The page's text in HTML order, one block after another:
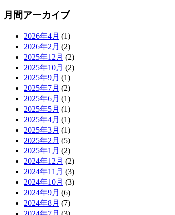
月間アーカイブ
2026年4月 (1)
2026年2月 (2)
2025年12月 (2)
2025年10月 (2)
2025年9月 (1)
2025年7月 (2)
2025年6月 (1)
2025年5月 (1)
2025年4月 (1)
2025年3月 (1)
2025年2月 (5)
2025年1月 (2)
2024年12月 (2)
2024年11月 (3)
2024年10月 (3)
2024年9月 (6)
2024年8月 (7)
2024年7月 (3)